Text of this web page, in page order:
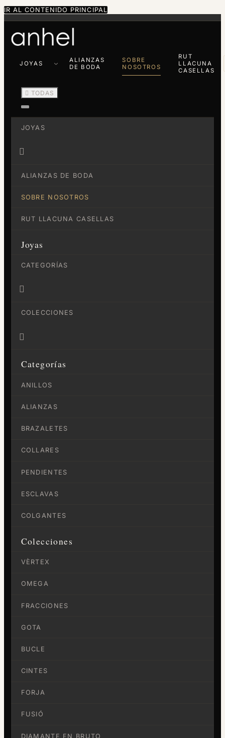
IR AL CONTENIDO PRINCIPAL
JOYAS
ALIANZAS
DE BODA
SOBRE
NOSOTROS
RUT
LLACUNA
CASELLAS
 TODAS
JOYAS

ALIANZAS DE BODA
SOBRE NOSOTROS
RUT LLACUNA CASELLAS
Joyas
CATEGORÍAS

COLECCIONES

Categorías
ANILLOS
ALIANZAS
BRAZALETES
COLLARES
PENDIENTES
ESCLAVAS
COLGANTES
Colecciones
VÈRTEX
OMEGA
FRACCIONES
GOTA
BUCLE
CINTES
FORJA
FUSIÓ
DIAMANTE EN BRUTO